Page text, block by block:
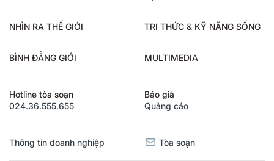
NHÌN RA THẾ GIỚI TRI THỨC & KỸ NĂNG SỐNG
BÌNH ĐẲNG GIỚI MULTIMEDIA
Hotline tòa soạn
024.36.555.655
Báo giá
Quảng cáo
Thông tin doanh nghiệp Tòa soạn